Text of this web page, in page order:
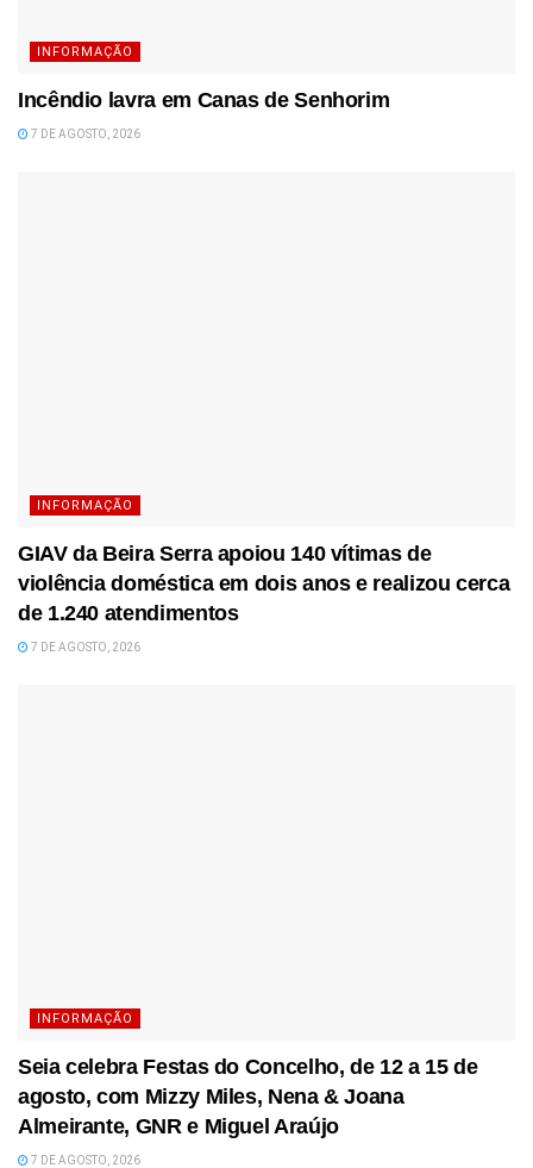
INFORMAÇÃO
Incêndio lavra em Canas de Senhorim
7 DE AGOSTO, 2026
INFORMAÇÃO
GIAV da Beira Serra apoiou 140 vítimas de
violência doméstica em dois anos e realizou cerca
de 1.240 atendimentos
7 DE AGOSTO, 2026
INFORMAÇÃO
Seia celebra Festas do Concelho, de 12 a 15 de
agosto, com Mizzy Miles, Nena & Joana
Almeirante, GNR e Miguel Araújo
7 DE AGOSTO, 2026